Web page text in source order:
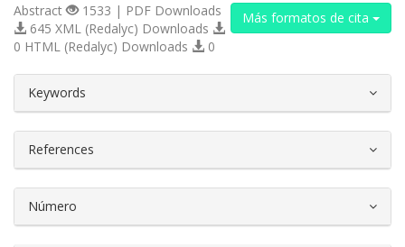
Más formatos de cita
Abstract
1533 | PDF Downloads
645 XML (Redalyc) Downloads
0 HTML (Redalyc) Downloads
0
Keywords
References
Número